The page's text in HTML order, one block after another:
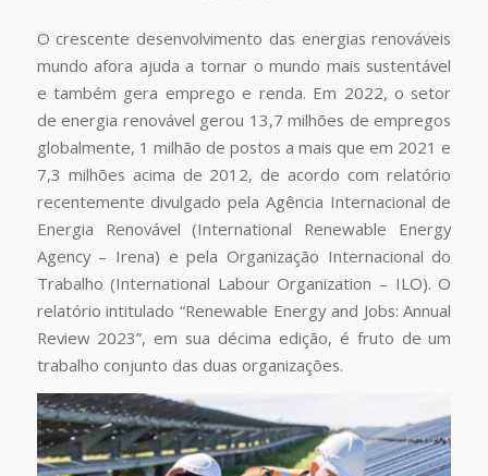
O crescente desenvolvimento das energias renováveis
mundo afora ajuda a tornar o mundo mais sustentável
e também gera emprego e renda. Em 2022, o setor
de energia renovável gerou 13,7 milhões de empregos
globalmente, 1 milhão de postos a mais que em 2021 e
7,3 milhões acima de 2012, de acordo com relatório
recentemente divulgado pela Agência Internacional de
Energia Renovável (International Renewable Energy
Agency – Irena) e pela Organização Internacional do
Trabalho (International Labour Organization – ILO). O
relatório intitulado “Renewable Energy and Jobs: Annual
Review 2023”, em sua décima edição, é fruto de um
trabalho conjunto das duas organizações.